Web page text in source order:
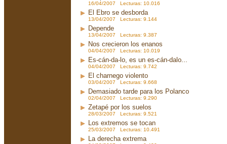
16/04/2007 Lecturas: 10.016
El Ebro se desborda
13/04/2007 Lecturas: 9.144
Depende
13/04/2007 Lecturas: 9.387
Nos crecieron los enanos
04/04/2007 Lecturas: 10.019
Es-cán-da-lo, es un es-cán-dalo...
04/04/2007 Lecturas: 9.742
El charnego violento
03/04/2007 Lecturas: 9.668
Demasiado tarde para los Polanco
02/04/2007 Lecturas: 9.290
Zetapé por los suelos
28/03/2007 Lecturas: 9.521
Los extremos se tocan
25/03/2007 Lecturas: 10.491
La derecha extrema